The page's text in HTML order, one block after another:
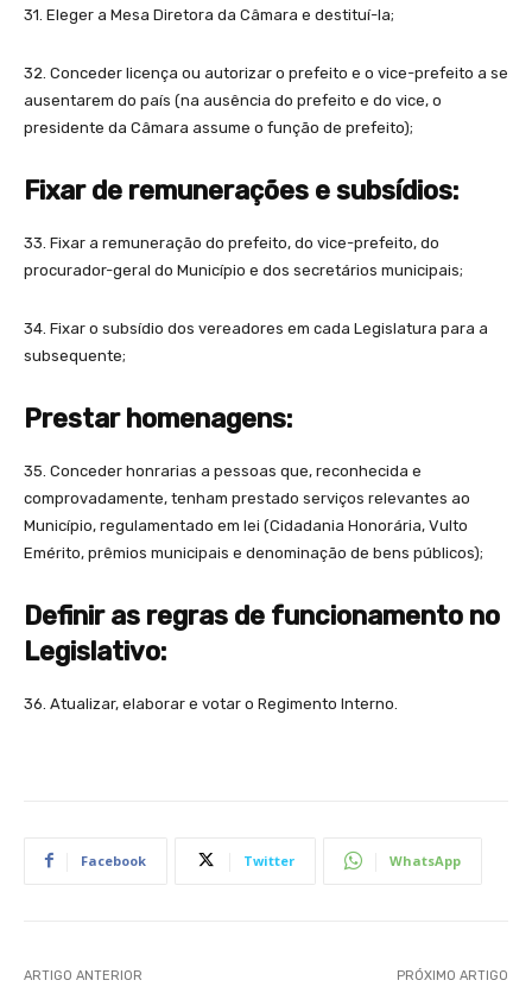
31. Eleger a Mesa Diretora da Câmara e destituí-la;
32. Conceder licença ou autorizar o prefeito e o vice-prefeito a se
ausentarem do país (na ausência do prefeito e do vice, o
presidente da Câmara assume o função de prefeito);
Fixar de remunerações e subsídios:
33. Fixar a remuneração do prefeito, do vice-prefeito, do
procurador-geral do Município e dos secretários municipais;
34. Fixar o subsídio dos vereadores em cada Legislatura para a
subsequente;
Prestar homenagens:
35. Conceder honrarias a pessoas que, reconhecida e
comprovadamente, tenham prestado serviços relevantes ao
Município, regulamentado em lei (Cidadania Honorária, Vulto
Emérito, prêmios municipais e denominação de bens públicos);
Definiras regras de funcionamento no
Legislativo:
36. Atualizar, elaborar e votar o Regimento Interno.
Facebook Twitter WhatsApp
ARTIGO ANTERIOR PRÓXIMO ARTIGO